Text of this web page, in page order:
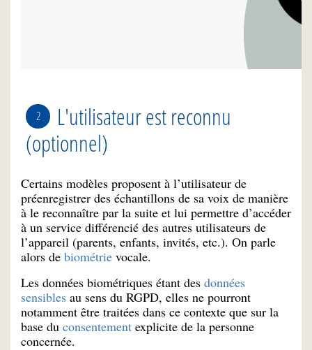
L'utilisateur est reconnu
(optionnel)
Certains modèles proposent à l’utilisateur de
préenregistrer des échantillons de sa voix de manière
à le reconnaître par la suite et lui permettre d’accéder
à un service différencié des autres utilisateurs de
l’appareil (parents, enfants, invités, etc.). On parle
alors de biométrie vocale.
Les données biométriques étant des données
sensibles au sens du RGPD, elles ne pourront
notamment être traitées dans ce contexte que sur la
base du consentement explicite de la personne
concernée.